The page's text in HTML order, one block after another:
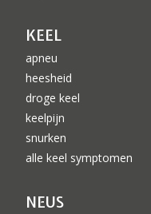
KEEL
apneu
heesheid
droge keel
keelpijn
snurken
alle keel symptomen
NEUS